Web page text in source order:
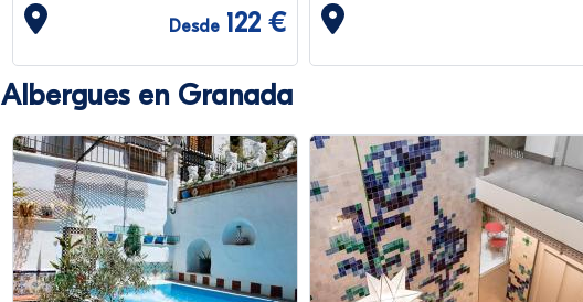
Desde 122 €
Albergues en Granada